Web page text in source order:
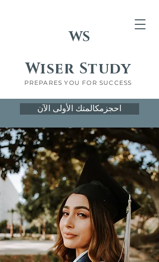
WS
Wiser Study
PREPARES YOU FOR SUCCESS
احجزمكالمتك الأولى الآن